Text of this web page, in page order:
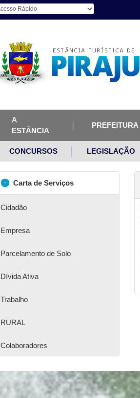
A
ESTÂNCIA
PREFEITURA
CONCURSOS LEGISLAÇÃO
Carta de Serviços
Cidadão
Empresa
Parcelamento de Solo
Dívida Ativa
Trabalho
RURAL
Colaboradores